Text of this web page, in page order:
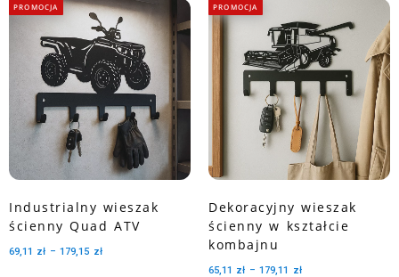
PROMOCJA
Industrialny wieszak
ścienny Quad ATV
69,11 zł – 179,15 zł
PROMOCJA
Dekoracyjny wieszak
ścienny w kształcie
kombajnu
65,11 zł – 179,11 zł